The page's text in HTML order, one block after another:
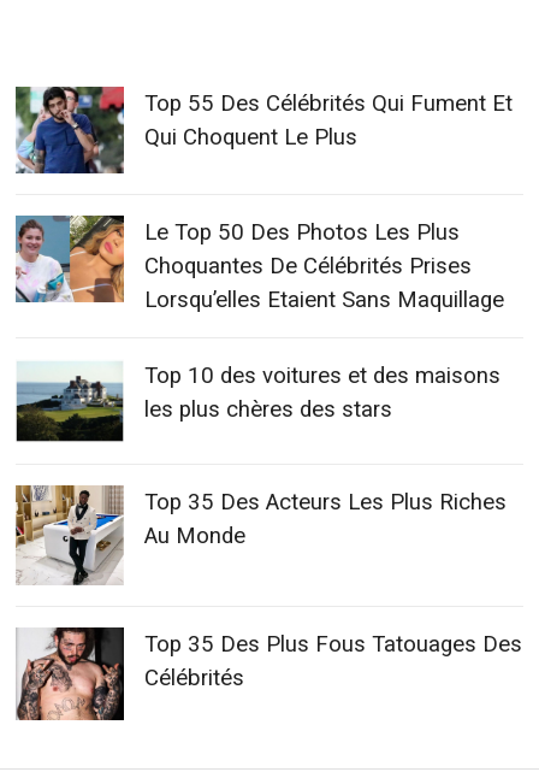
Top 55 Des Célébrités Qui Fument Et
Qui Choquent Le Plus
Le Top 50 Des Photos Les Plus
Choquantes De Célébrités Prises
Lorsqu’elles Etaient Sans Maquillage
Top 10 des voitures et des maisons
les plus chères des stars
Top 35 Des Acteurs Les Plus Riches
Au Monde
Top 35 Des Plus Fous Tatouages Des
Célébrités